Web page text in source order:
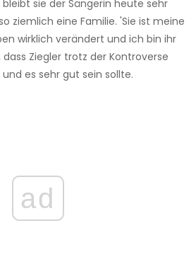
sie der Sängerin heute sehr
ziemlich eine Familie. 'Sie ist meine
wirklich verändert und ich bin ihr
dass Ziegler trotz der Kontroverse
es sehr gut sein sollte.
ad